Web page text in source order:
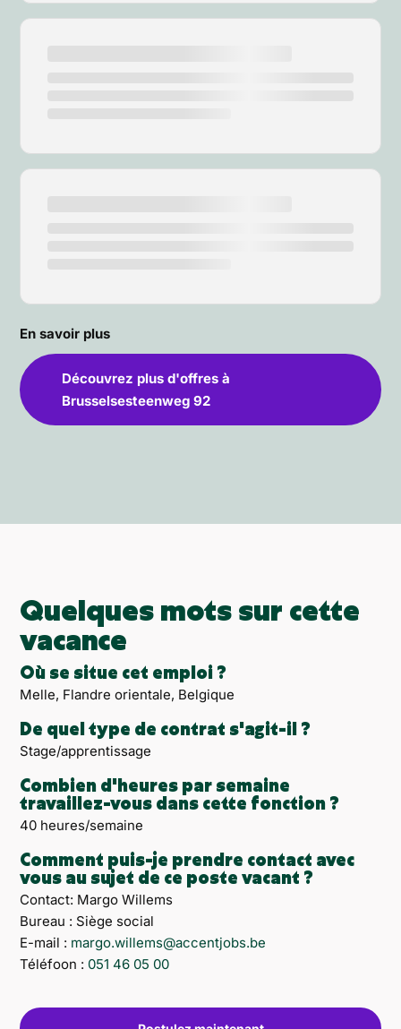
En savoir plus
Découvrez plus d'offres à
Brusselsesteenweg 92
Quelques mots sur cette
vacance
Où se situe cet emploi ?
Melle, Flandre orientale, Belgique
De quel type de contrat s'agit-il ?
Stage/apprentissage
Combien d'heures par semaine
travaillez-vous dans cette fonction ?
40 heures/semaine
Comment puis-je prendre contact avec
vous au sujet de ce poste vacant ?
Contact: Margo Willems
Bureau : Siège social
E-mail : margo.willems@accentjobs.be
Téléfoon : 051 46 05 00